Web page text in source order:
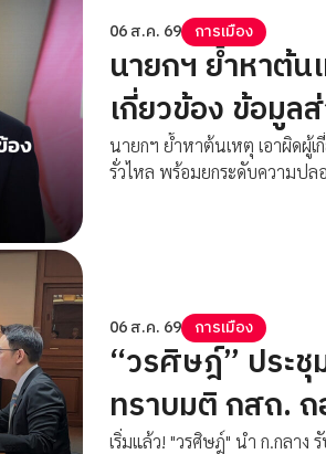
06 ส.ค. 69 การเมือง
นายกฯ ย้ำหาต้น
เกี่ยวข้อง ข้อมูล
นายกฯ ย้ำหาต้นเหตุ เอาผิดผู้
รั่วไหล พร้อมยกระดับความป
06 ส.ค. 69 การเมือง
“วรศิษฎ์” ประชุ
ทราบมติ กสถ.
เริ่มแล้ว! "วรศิษฎ์" นำ ก.กลาง